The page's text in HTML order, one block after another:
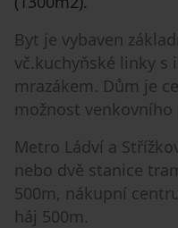
Byt je vybaven
vč.kuchyňské linky s
mrazákem. Dům je
možnost
Metro Ládví a
nebo dvě stanice
500m, nákupní
háj 500m.